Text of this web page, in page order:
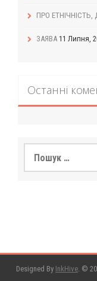
ПРО
ЗАЯВА 11 Липня,
Останні
Designed By InkHive. ©